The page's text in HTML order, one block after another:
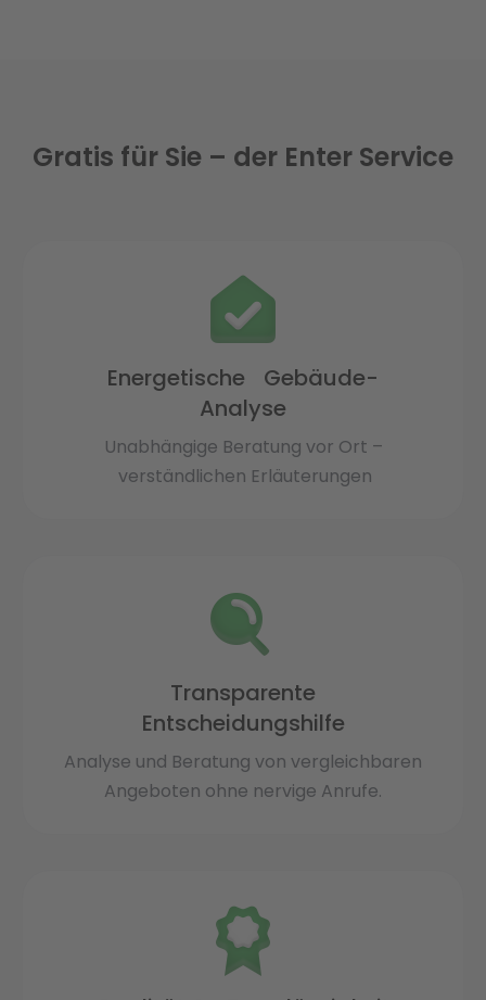
Gratis für Sie – der Enter Service
Energetische Gebäude-
Analyse
Unabhängige Beratung vor Ort –
verständlichen Erläuterungen
Transparente
Entscheidungshilfe
Analyse und Beratung von vergleichbaren
Angeboten ohne nervige Anrufe.